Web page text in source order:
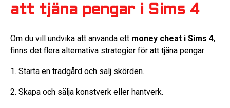
att tjäna pengar i Sims 4
Om du vill undvika att använda ett money cheat i Sims 4,
finns det flera alternativa strategier för att tjäna pengar:
1. Starta en trädgård och sälj skörden.
2. Skapa och sälja konstverk eller hantverk.